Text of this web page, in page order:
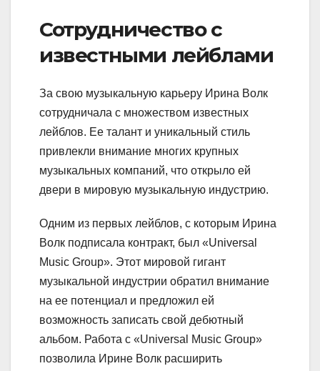
Сотрудничество с
известными лейблами
За свою музыкальную карьеру Ирина Волк
сотрудничала с множеством известных
лейблов. Ее талант и уникальный стиль
привлекли внимание многих крупных
музыкальных компаний, что открыло ей
двери в мировую музыкальную индустрию.
Одним из первых лейблов, с которым Ирина
Волк подписала контракт, был «Universal
Music Group». Этот мировой гигант
музыкальной индустрии обратил внимание
на ее потенциал и предложил ей
возможность записать свой дебютный
альбом. Работа с «Universal Music Group»
позволила Ирине Волк расширить